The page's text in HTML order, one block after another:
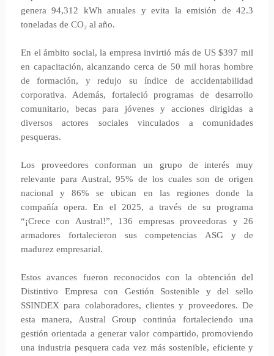
genera 94,312 kWh anuales y evita la emisión de 42.3
toneladas de CO₂ al año.
En el ámbito social, la empresa invirtió más de US $397 mil
en capacitación, alcanzando cerca de 50 mil horas hombre
de formación, y redujo su índice de accidentabilidad
corporativa. Además, fortaleció programas de desarrollo
comunitario, becas para jóvenes y acciones dirigidas a
diversos actores sociales vinculados a comunidades
pesqueras.
Los proveedores conforman un grupo de interés muy
relevante para Austral, 95% de los cuales son de origen
nacional y 86% se ubican en las regiones donde la
compañía opera. En el 2025, a través de su programa
“¡Crece con Austral!”, 136 empresas proveedoras y 26
armadores fortalecieron sus competencias ASG y de
madurez empresarial.
Estos avances fueron reconocidos con la obtención del
Distintivo Empresa con Gestión Sostenible y del sello
SSINDEX para colaboradores, clientes y proveedores. De
esta manera, Austral Group continúa fortaleciendo una
gestión orientada a generar valor compartido, promoviendo
una industria pesquera cada vez más sostenible, eficiente y